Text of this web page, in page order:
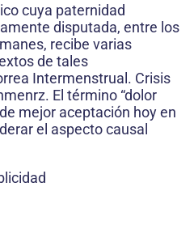
cuya paternidad
disputada, entre los
recibe varias
de tales
Intermenstrual. Crisis
El término “dolor
mejor aceptación hoy en
el aspecto causal